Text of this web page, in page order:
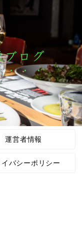
ログ
運営者情報
イバシーポリシー